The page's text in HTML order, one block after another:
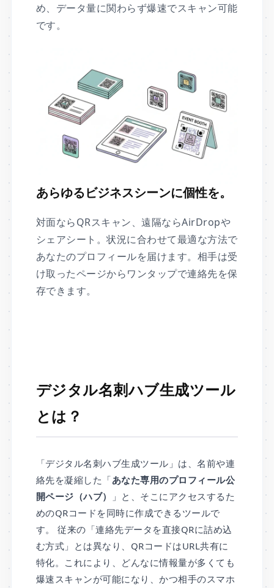
め、データ量に関わらず爆速でスキャン可能
です。
あらゆるビジネスシーンに個性を。
対面ならQRスキャン、遠隔ならAirDropや
シェアシート。状況に合わせて最適な方法で
あなたのプロフィールを届けます。相手は受
け取ったページからワンタップで連絡先を保
存できます。
デジタル名刺ハブ生成ツール
とは？
「デジタル名刺ハブ生成ツール」は、名前や連
絡先を凝縮した「あなた専用のプロフィール公
開ページ（ハブ）
」と、そこにアクセスするた
めのQRコードを同時に作成できるツールで
す。 従来の「連絡先データを直接QRに詰め込
む方式」とは異なり、QRコードはURL共有に
特化。これにより、どんなに情報量が多くても
爆速スキャンが可能になり、かつ相手のスマホ